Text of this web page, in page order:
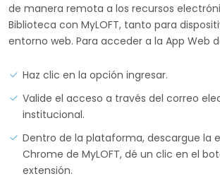
de manera remota a los recursos
Biblioteca con MyLOFT, tanto para
entorno web. Para acceder a la App Web
Haz clic en la opción ingresar.
Valide el acceso a través del correo
institucional.
Dentro de la plataforma, descargue la
Chrome de MyLOFT, dé un clic en el
extensión.